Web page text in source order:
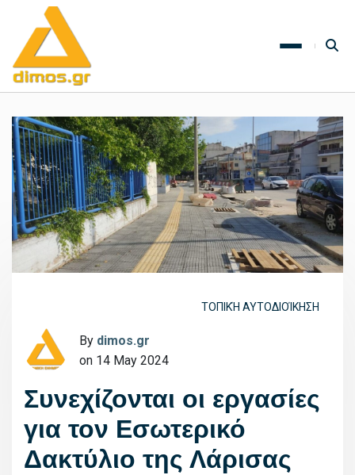
ΤΟΠΙΚΉ ΑΥΤΟΔΙΟΊΚΗΣΗ
By dimos.gr
on 14 May 2024
Συνεχίζονται οι εργασίες
για τον Εσωτερικό
Δακτύλιο της Λάρισας